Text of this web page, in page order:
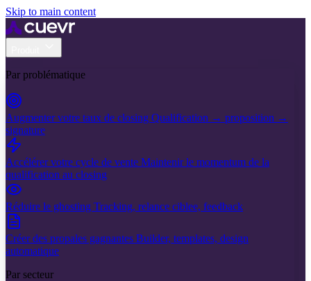
Skip to main content
Par problématique
Augmenter votre taux de closing Qualification → proposition →
signature
Accélérer votre cycle de vente Maintenir le momentum de la
qualification au closing
Réduire le ghosting Tracking, relance ciblee, feedback
Créer des propales gagnantes Builder, templates, design
automatique
Par secteur